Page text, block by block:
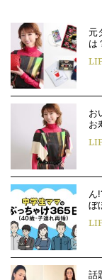
元
は
お
お
ん
ぼ
話